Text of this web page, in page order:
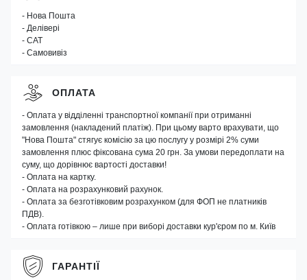
- Нова Пошта
- Делівері
- САТ
- Самовивіз
ОПЛАТА
- Оплата у відділенні транспортної компанії при отриманні
замовлення (накладений платіж). При цьому варто врахувати, що
"Нова Пошта" стягує комісію за цю послугу у розмірі 2% суми
замовлення плюс фіксована сума 20 грн. За умови передоплати на
суму, що дорівнює вартості доставки!
- Оплата на картку.
- Оплата на розрахунковий рахунок.
- Оплата за безготівковим розрахунком (для ФОП не платників
ПДВ).
- Оплата готівкою – лише при виборі доставки кур'єром по м. Київ
ГАРАНТІЇ